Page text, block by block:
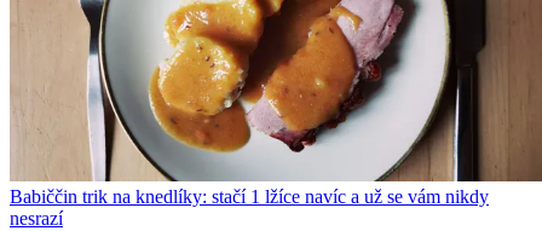
Babiččin trik na knedlíky: stačí 1 lžíce navíc a už se vám nikdy
nesrazí